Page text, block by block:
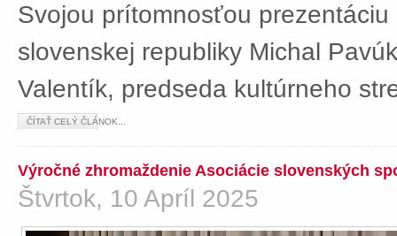
Svojou prítomnosťou
slovenskej republiky Michal
Valentík, predseda kultúrneho
ČÍTAŤ CELÝ ČLÁNOK...
Výročné zhromaždenie Asociácie slovenských
Štvrtok, 10 Apríl 2025